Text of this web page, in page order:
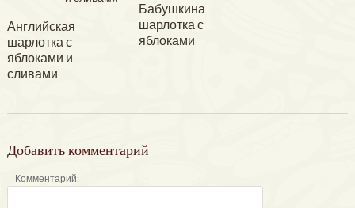
Английская
шарлотка с
яблоками и
сливами
Бабушкина
шарлотка с
яблоками
Добавить комментарий
Комментарий: